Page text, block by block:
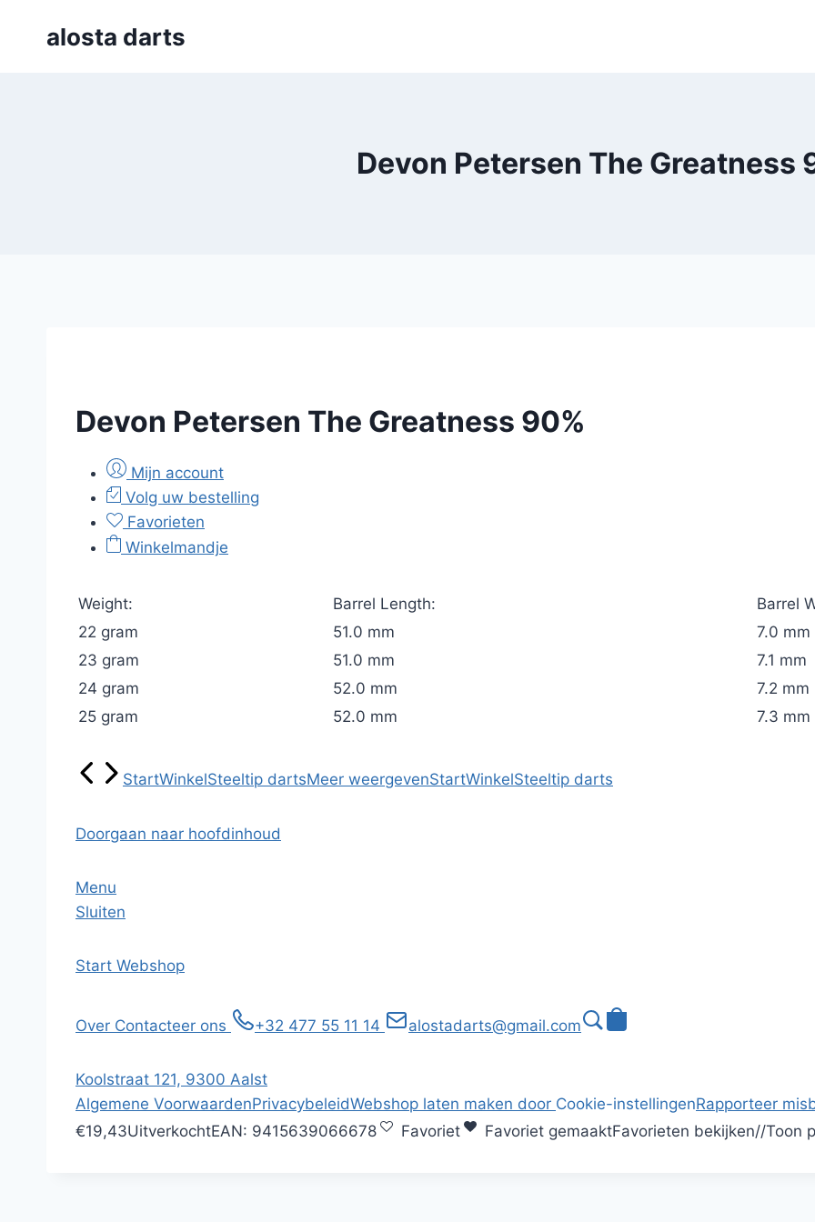
alosta darts
Devon Petersen The Greatness
Devon Petersen The Greatness 90%
Mijn account
Volg uw bestelling
Favorieten
Winkelmandje
Weight: Barrel Length:
Barrel
22 gram
51.0 mm
7.0 mm
23 gram
51.0 mm
7.1 mm
24 gram
52.0 mm
7.2 mm
25 gram
52.0 mm 7.3 mm
StartWinkelSteeltip dartsMeer weergevenStartWinkelSteeltip darts
Doorgaan naar hoofdinhoud
Menu
Sluiten
Start Webshop
Over Contacteer ons +32 477 55 11 14 alostadarts@gmail.com
Koolstraat 121, 9300 Aalst
Algemene VoorwaardenPrivacybeleidWebshop laten maken door Cookie-instellingenRapporteer
€19,43UitverkochtEAN: 9415639066678 Favoriet Favoriet gemaaktFavorieten bekijken//Toon